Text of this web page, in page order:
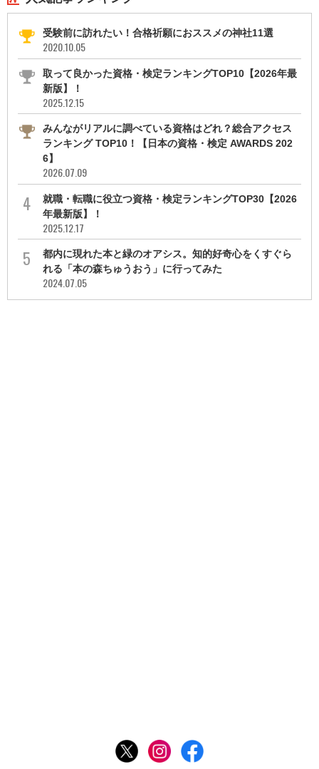
受験前に訪れたい！合格祈願におススメの神社11選
2020.10.05
取って良かった資格・検定ランキングTOP10【2026年最
新版】！
2025.12.15
みんながリアルに調べている資格はどれ？総合アクセス
ランキング TOP10！【日本の資格・検定 AWARDS 202
6】
2026.07.09
就職・転職に役立つ資格・検定ランキングTOP30【2026
年最新版】！
2025.12.17
都内に現れた本と緑のオアシス。知的好奇心をくすぐら
れる「本の森ちゅうおう」に行ってみた
2024.07.05